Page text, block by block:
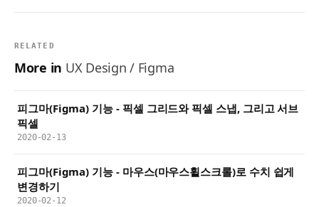
RELATED
More in UX Design / Figma
피그마(Figma) 기능 - 픽셀 그리드와 픽셀 스냅, 그리고 서브
픽셀
2020-02-13
피그마(Figma) 기능 - 마우스(마우스휠스크롤)로 수치 쉽게
변경하기
2020-02-12